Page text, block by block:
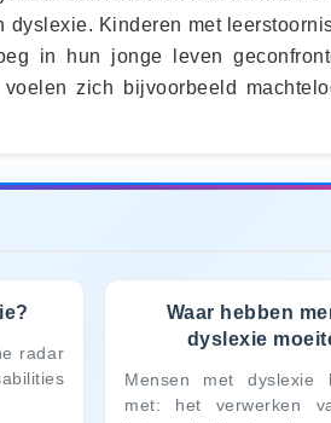
dyslexie. Kinderen met
in hun jonge leven
zich bijvoorbeeld
radar
Waar hebben
dyslexie
Mensen met dyslexie
met: het verwerken